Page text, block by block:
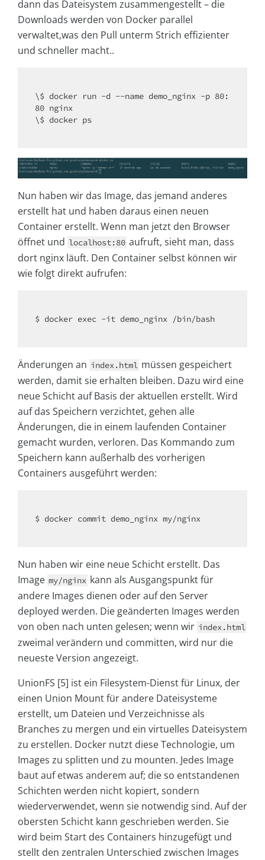
dann das Dateisystem zusammengestellt – die
Downloads werden von Docker parallel
verwaltet,was den Pull unterm Strich effizienter
und schneller macht..
\$ docker run -d --name demo_nginx -p 80:
80 nginx
\$ docker ps
Nun haben wir das Image, das jemand anderes
erstellt hat und haben daraus einen neuen
Container erstellt. Wenn man jetzt den Browser
öffnet und localhost:80 aufruft, sieht man, dass
dort nginx läuft. Den Container selbst können wir
wie folgt direkt aufrufen:
$ docker exec -it demo_nginx /bin/bash
Änderungen an index.html müssen gespeichert
werden, damit sie erhalten bleiben. Dazu wird eine
neue Schicht auf Basis der aktuellen erstellt. Wird
auf das Speichern verzichtet, gehen alle
Änderungen, die in einem laufenden Container
gemacht wurden, verloren. Das Kommando zum
Speichern kann außerhalb des vorherigen
Containers ausgeführt werden:
$ docker commit demo_nginx my/nginx
Nun haben wir eine neue Schicht erstellt. Das
Image my/nginx kann als Ausgangspunkt für
andere Images dienen oder auf den Server
deployed werden. Die geänderten Images werden
von oben nach unten gelesen; wenn wir index.html
zweimal verändern und committen, wird nur die
neueste Version angezeigt.
UnionFS [5] ist ein Filesystem-Dienst für Linux, der
einen Union Mount für andere Dateisysteme
erstellt, um Dateien und Verzeichnisse als
Branches zu mergen und ein virtuelles Dateisystem
zu erstellen. Docker nutzt diese Technologie, um
Images zu splitten und zu mounten. Jedes Image
baut auf etwas anderem auf; die so entstandenen
Schichten werden nicht kopiert, sondern
wiederverwendet, wenn sie notwendig sind. Auf der
obersten Schicht kann geschrieben werden. Sie
wird beim Start des Containers hinzugefügt und
stellt den zentralen Unterschied zwischen Images